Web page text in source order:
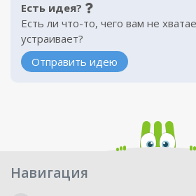
Есть идея?
Есть ли что-то, чего вам не
устраивает?
Отправить идею
Навигация